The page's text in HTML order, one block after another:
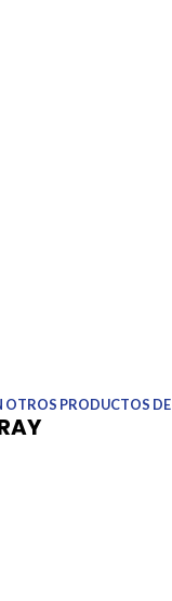
OTROS PRODUCTOS DE